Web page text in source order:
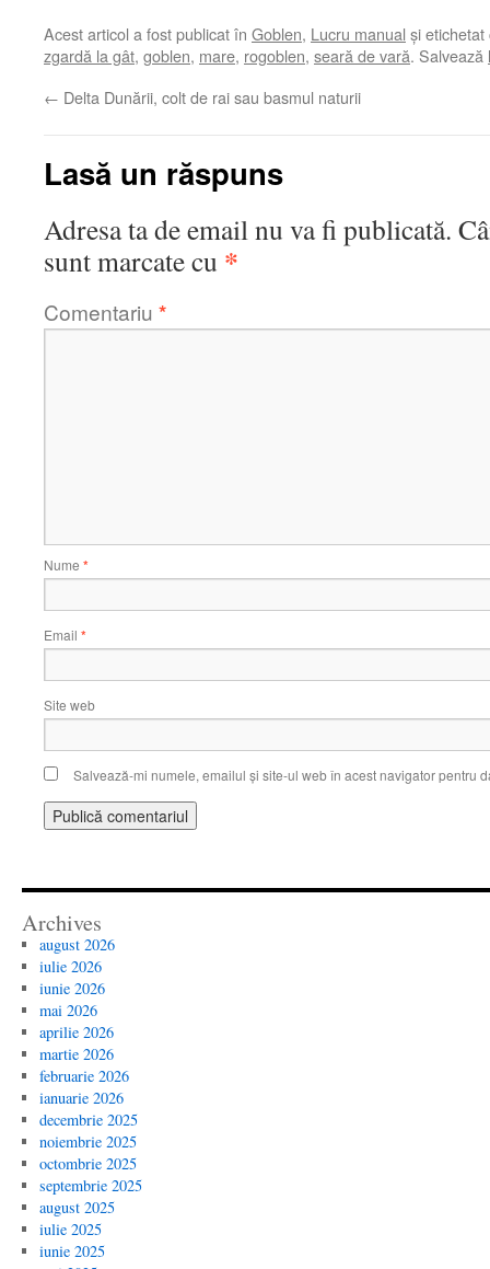
Acest articol a fost publicat în Goblen, Lucru manual și
zgardă la gât, goblen, mare, rogoblen, seară de vară. Salvează
← Delta Dunării, colt de rai sau basmul naturii
Lasă un răspuns
Adresa ta de email nu va fi publicată.
sunt marcate cu *
Comentariu *
Nume *
Email *
Site web
Salvează-mi numele, emailul și site-ul web în acest navigator pentru
Archives
august 2026
iulie 2026
iunie 2026
mai 2026
aprilie 2026
martie 2026
februarie 2026
ianuarie 2026
decembrie 2025
noiembrie 2025
octombrie 2025
septembrie 2025
august 2025
iulie 2025
iunie 2025